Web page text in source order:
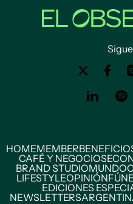
HOMEMEMBER
CAFÉ Y NEGOCIOS
BRAND STUDIOMUNDO
LIFESTYLEOPINIÓN
EDICIONES
NEWSLETTERS